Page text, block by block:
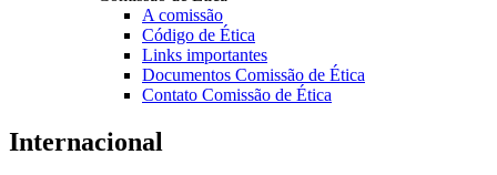
A comissão
Código de Ética
Links importantes
Documentos Comissão de Ética
Contato Comissão de Ética
Internacional